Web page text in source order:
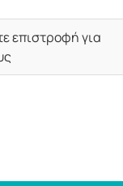
επιστροφή για